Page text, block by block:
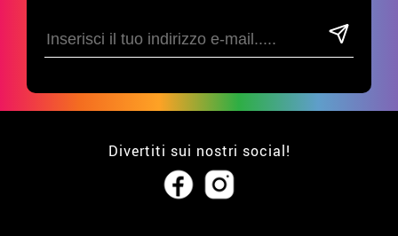
Divertiti sui nostri social!